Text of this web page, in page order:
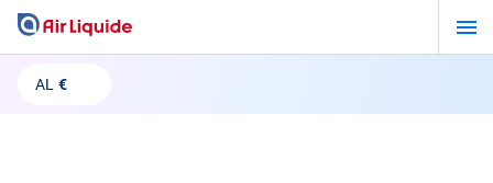
Aller
contenu
AL €